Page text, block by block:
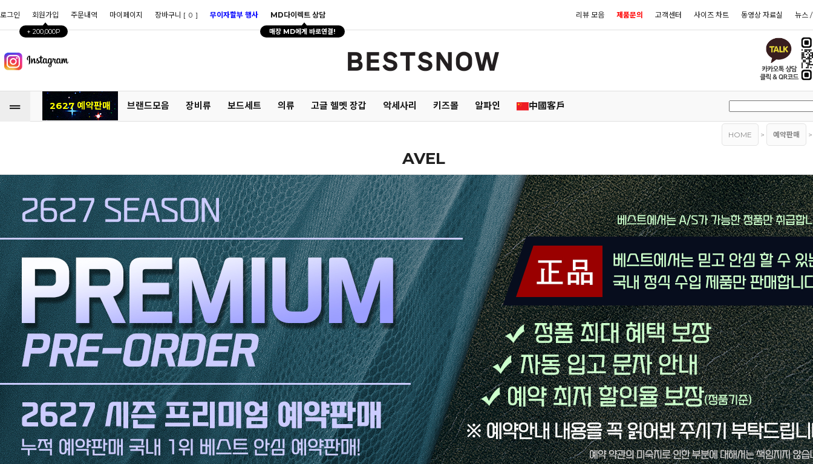
로그인 회원가입
+ 200,000P
주문내역 마이페이지 장바구니 [ 0 ] 무이자할부 행사 MD다이렉트 상담
매장 MD에게 바로연결!
리뷰 모음 제품문의 고객센터 사이즈 차트 동영상 자료실 뉴스
2627 예약판매 브랜드모음 장비류 보드세트 의류 고글 헬멧 장갑 악세사리 키즈몰 알파인 中國客戶
HOME > 예약판매
AVEL